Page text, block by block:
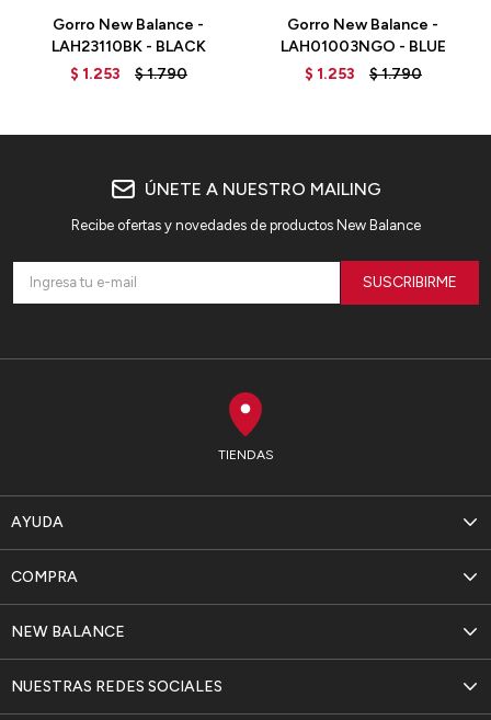
Gorro New Balance -
LAH23110BK - BLACK
$ 1.253 $1.790
Gorro New Balance -
LAH01003NGO - BLUE
$ 1.253 $1.790
TIENDAS
AYUDA
NEW BALANCE
COMPRA
NUESTRAS REDES SOCIALES
ÚNETE A NUESTRO MAILING
Recibe ofertas y novedades de productos New Balance
SUSCRIBIRME